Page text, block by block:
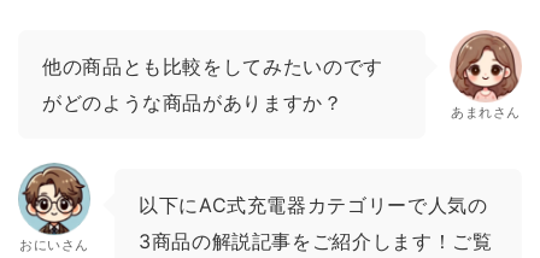
他の商品とも比較をしてみたいのです
がどのような商品がありますか？
あまれさん
おにいさん
以下にAC式充電器カテゴリーで人気の
3商品の解説記事をご紹介します！ご覧